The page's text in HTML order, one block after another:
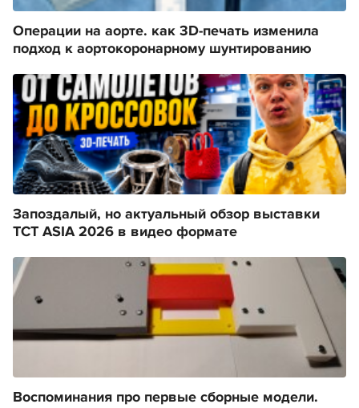
Операции на аорте. как 3D-печать изменила
подход к аортокоронарному шунтированию
Запоздалый, но актуальный обзор выставки
TCT ASIA 2026 в видео формате
Воспоминания про первые сборные модели.